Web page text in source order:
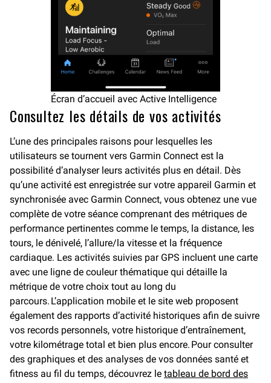
Écran d’accueil avec Active Intelligence
Consultez les détails de vos activités
L’une des principales raisons pour lesquelles les
utilisateurs se tournent vers Garmin Connect est la
possibilité d’analyser leurs activités plus en détail. Dès
qu’une activité est enregistrée sur votre appareil Garmin et
synchronisée avec Garmin Connect, vous obtenez une vue
complète de votre séance comprenant des métriques de
performance pertinentes comme le temps, la distance, les
tours, le dénivelé, l’allure/la vitesse et la fréquence
cardiaque. Les activités suivies par GPS incluent une carte
avec une ligne de couleur thématique qui détaille la
métrique de votre choix tout au long du
parcours. L’application mobile et le site web proposent
également des rapports d’activité historiques afin de suivre
vos records personnels, votre historique d’entraînement,
votre kilométrage total et bien plus encore. Pour consulter
des graphiques et des analyses de vos données santé et
fitness au fil du temps, découvrez le tableau de bord des